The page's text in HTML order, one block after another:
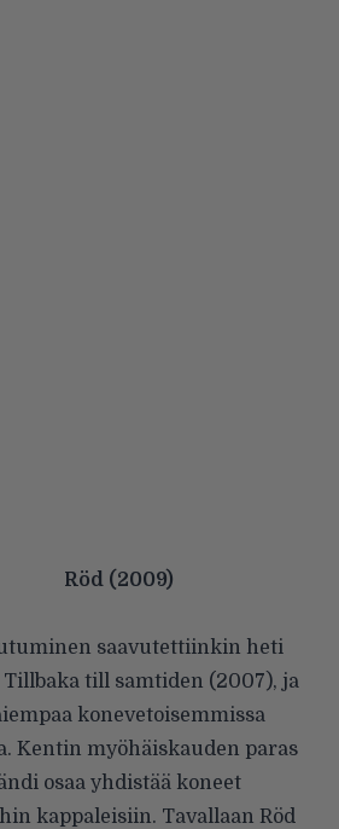
Röd (2009)
saavutettiinkin heti
till samtiden (2007), ja
konevetoisemmissa
Kentin myöhäiskauden paras
osaa yhdistää koneet
kappaleisiin. Tavallaan Röd